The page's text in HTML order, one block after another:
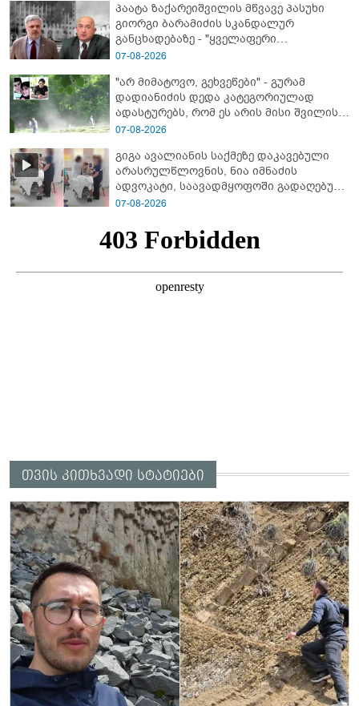
პაატა ზაქარეიშვილის მწვავე პასუხი
გიორგი ბარამიძის სკანდალურ
განცხადებაზე - "ყველაფერი
დეტალურად ვიცი... კამანში მოკლული
ბარამიძე კი ტყუის"
07-08-2026
"არ მიმატოვო, გეხვეწები" - გუ­რა­მ
დადიანიძის დედა კა­ტე­გო­რი­უ­ლად
ადას­ტუ­რებს, რომ ეს არის მისი შვი­ლის
ხმა
07-08-2026
გიგა ავალიანის საქმეზე დაკავებული
არასრულწლოვნის, ნია იმნაძის
ადვოკატი, საავადმყოფოში გადაღებულ
კადრებს ავრცელებს
07-08-2026
თვის კითხვადი სტატიები